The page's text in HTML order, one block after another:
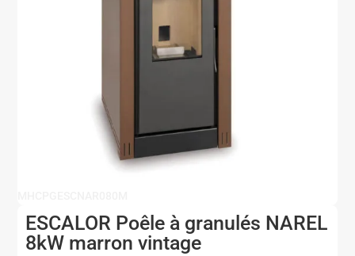
ESCALOR Poêle à granulés NAREL
8kW marron vintage